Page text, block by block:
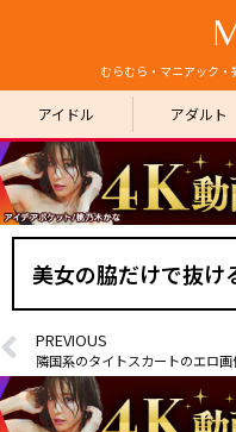
むらむら・マニアック
アイドル アダルト
美女の脇だけで抜
PREVIOUS